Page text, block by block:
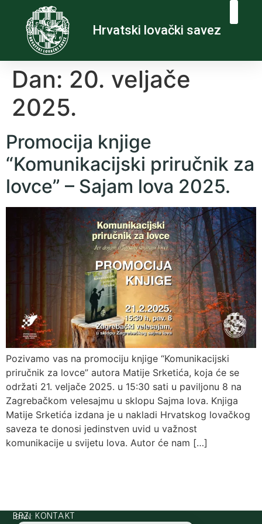
Hrvatski lovački savez
Dan: 20. veljače
2025.
Promocija knjige
“Komunikacijski priručnik za
lovce” – Sajam lova 2025.
Pozivamo vas na promociju knjige “Komunikacijski
priručnik za lovce” autora Matije Srketića, koja će se
održati 21. veljače 2025. u 15:30 sati u paviljonu 8 na
Zagrebačkom velesajmu u sklopu Sajma lova. Knjiga
Matije Srketića izdana je u nakladi Hrvatskog lovačkog
saveza te donosi jedinstven uvid u važnost
komunikacije u svijetu lova. Autor će nam […]
IBAN:
BRZI KONTAKT